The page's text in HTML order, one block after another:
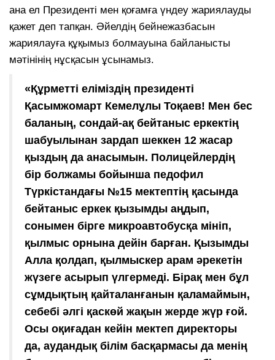
ана ел Президенті мен қоғамға үндеу жариялауды
қажет деп тапқан. Әйелдің бейнежазбасын
жариялауға құқымыз болмауына байланысты
мәтінінің нұсқасын ұсынамыз.
«Құрметті еліміздің президенті
Қасымжомарт Кемелұлы Тоқаев! Мен бес
баланың, сондай-ақ бейтаныс еркектің
шабуылынан зардап шеккен 12 жасар
қыздың да анасымын. Полицейлердің
бір болжамы бойынша педофил
Түркістандағы №15 мектептің қасында
бейтаныс еркек қызымды аңдып,
сонымен бірге микроавтобусқа мініп,
қылмыс орнына дейін барған. Қызымды
Алла қолдап, қылмыскер арам әрекетін
жүзеге асырып үлгермеді. Бірақ мен бұл
сұмдықтың қайталанғанын қаламаймын,
себебі әлгі қаскөй жақын жерде жүр ғой.
Осы оқиғадан кейін мектеп директоры
да, аудандық білім басқармасы да менің